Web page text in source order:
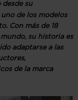
desde su
de los modelos
Con más de 18
su historia es
adaptarse a las
de la marca